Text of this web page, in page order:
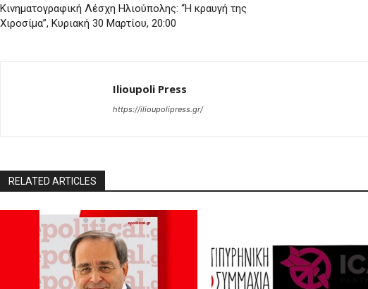
Κινηματογραφική Λέσχη Ηλιούπολης: “Η κραυγή της
Χιροσίμα”, Κυριακή 30 Μαρτίου, 20:00
Ilioupoli Press
https://ilioupolipress.gr/
RELATED ARTICLES